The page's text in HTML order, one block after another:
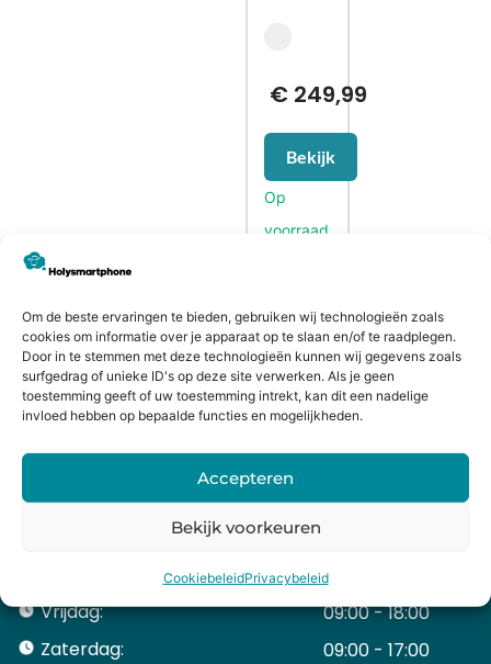
Om de beste ervaringen te bieden, gebruiken wij technologieën zoals
cookies om informatie over je apparaat op te slaan en/of te raadplegen.
Door in te stemmen met deze technologieën kunnen wij gegevens zoals
surfgedrag of unieke ID's op deze site verwerken. Als je geen
toestemming geeft of uw toestemming intrekt, kan dit een nadelige
invloed hebben op bepaalde functies en mogelijkheden.
Accepteren
Bekijk voorkeuren
CookiebeleidPrivacybeleid
€249,99
Bekijk
CONTACTGEGEVENS
Heiligeweg 43A
1561 DE, Krommenie
075 641 5169
Dinsdag:
09:00 - 18:00
09:00 - 18:00
Vrijdag:
09:00 - 18:00
Zaterdag:
09:00 - 17:00